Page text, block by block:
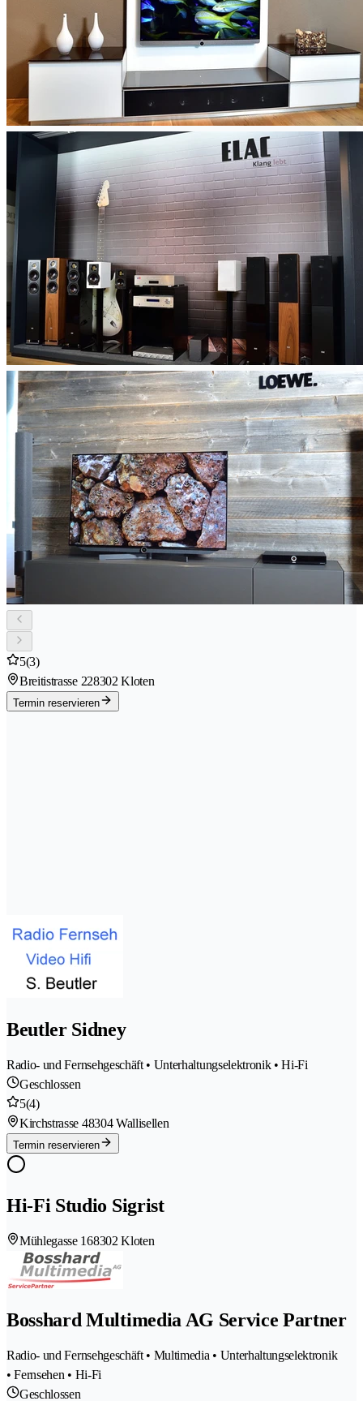
5(3)
Breitistrasse 228302 Kloten
Termin reservieren
Beutler Sidney
Radio- und Fernsehgeschäft • Unterhaltungselektronik • Hi-Fi
Geschlossen
5(4)
Kirchstrasse 48304 Wallisellen
Termin reservieren
Hi-Fi Studio Sigrist
Mühlegasse 168302 Kloten
Bosshard Multimedia AG Service Partner
Radio- und Fernsehgeschäft • Multimedia • Unterhaltungselektronik
• Fernsehen • Hi-Fi
Geschlossen